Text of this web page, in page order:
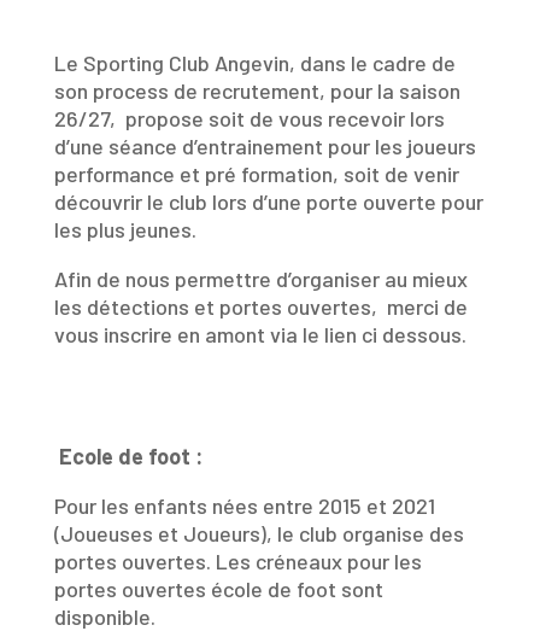
Le Sporting Club Angevin, dans le cadre de
son process de recrutement, pour la saison
26/27, propose soit de vous recevoir lors
d’une séance d’entrainement pour les joueurs
performance et pré formation, soit de venir
découvrir le club lors d’une porte ouverte pour
les plus jeunes.
Afin de nous permettre d’organiser au mieux
les détections et portes ouvertes, merci de
vous inscrire en amont via le lien ci dessous.
Ecole de foot :
Pour les enfants nées entre 2015 et 2021
(Joueuses et Joueurs), le club organise des
portes ouvertes. Les créneaux pour les
portes ouvertes école de foot sont
disponible.